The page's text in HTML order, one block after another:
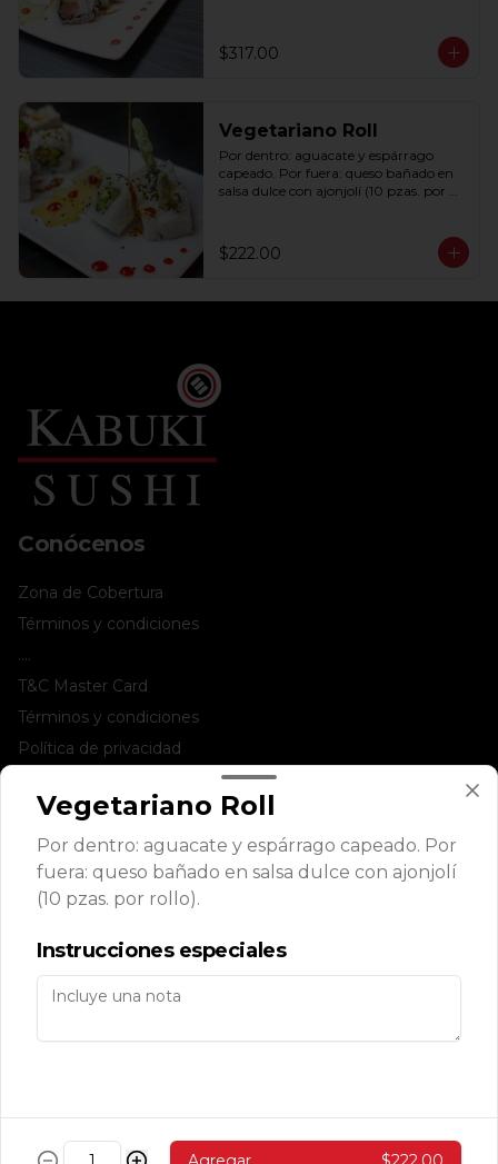
$317.00
Vegetariano Roll
Por dentro: aguacate y espárrago
capeado. Por fuera: queso bañado en
salsa dulce con ajonjolí (10 pzas. por
$222.00
Conócenos
Zona de Cobertura
Términos y condiciones
....
T&C Master Card
Términos y condiciones
Política de privacidad
Redes sociales
Instagram
Facebook
Mi cuenta
Pedir
Iniciar sesión
Vegetariano Roll
Por dentro: aguacate y espárrago capeado. Por
fuera: queso bañado en salsa dulce con ajonjolí
(10 pzas. por rollo).
Instrucciones especiales